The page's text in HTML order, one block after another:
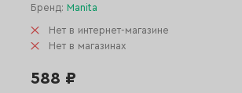
Бренд: Manita
Нет в интернет-магазине
Нет в магазинах
588 ₽